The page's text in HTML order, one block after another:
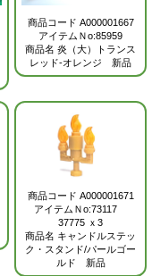
商品コード A000001667
アイテムＮo:85959
商品名 炎（大）トランス
レッド-オレンジ 新品
商品コード A000001671
アイテムＮo:73117
37775 ｘ3
商品名 キャンドルステッ
ク・スタンド/パールゴー
ルド 新品